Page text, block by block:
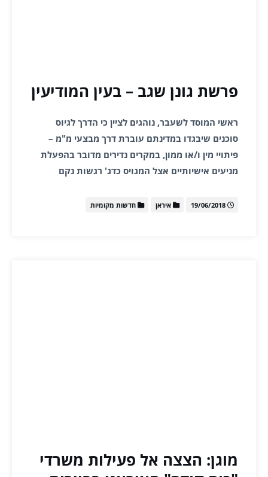
פרשת גונן שגב – בעין המודיעין
ראשי המוסד לשעבר, נוהגים לציין כי הדרך לגיוס
סוכנים שיבגדו במדינתם עוברת דרך מבצעי מ"מ –
פיתויי מין ו/או ממון, במקרים נדירים מדובר בהפעלת
מניעים אישיותיים אצל המגויס כדג' רגשות נקם
19/06/2018 איראן חדשות מקומיות
מוגן: הצצה אל פעילות משרדי